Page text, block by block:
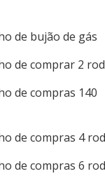
de bujão de gás
de comprar 2
de compras 140
de compras 4
de compras 6